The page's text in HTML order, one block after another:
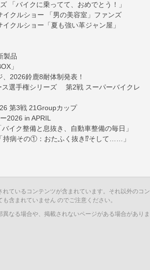
「バイクに乗ってて、おめでとう！」
クルショー 「男の美容室」ファンズ
クルショー「夏も強い革ジャン屋」
製品
」
2026鈴鹿8耐体制発表！
選手権シリーズ 第2戦 スーパーバイクレ
第3戦 21Groupカップ
2026 in APRIL
イク整備と息抜き、自動車整備の毎日」
病その①：おたふく抜き⁉︎そして……」
ているコンテンツが含まれています。それ以外のコン
含まれていません のでご注意ください。
なる場合や、掲載されないページがある場合がありま